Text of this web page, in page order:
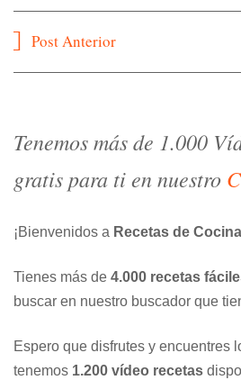
Navegación
Post Anterior
Tenemos más de 1.000
gratis para ti en nuestro
¡Bienvenidos a Recetas de
Tienes más de 4.000 recetas
buscar en nuestro buscador que
Espero que disfrutes y encuentres
tenemos 1.200 vídeo recetas